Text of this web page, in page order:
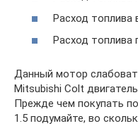
Расход топлива
Расход топлива
Данный мотор
Mitsubishi Colt
Прежде чем покупать
1.5 подумайте, во